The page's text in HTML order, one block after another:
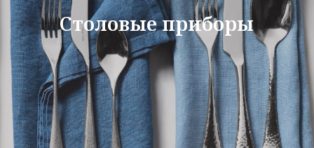
Столовые приборы